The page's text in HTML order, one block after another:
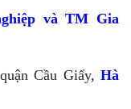
và TM Gia
Cầu Giấy, Hà